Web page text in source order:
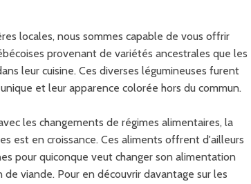
locales, nous sommes capable de vous offrir
provenant de variétés ancestrales que les
leur cuisine. Ces diverses légumineuses furent
et leur apparence colorée hors du commun.
les changements de régimes alimentaires, la
est en croissance. Ces aliments offrent d'ailleurs
pour quiconque veut changer son alimentation
viande. Pour en découvrir davantage sur les